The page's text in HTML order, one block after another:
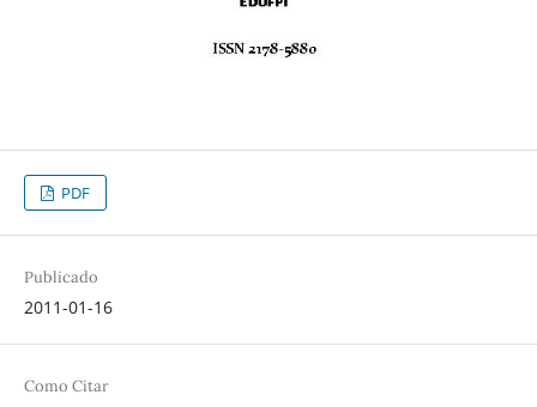
PDF
Publicado
2011-01-16
Como Citar